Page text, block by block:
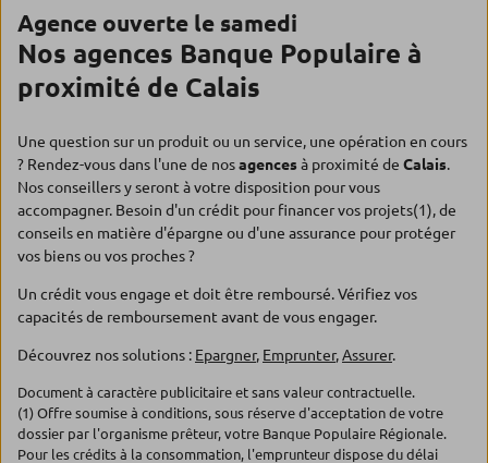
Agence ouverte le samedi
Nos agences Banque Populaire à
proximité de Calais
Une question sur un produit ou un service, une opération en cours
? Rendez-vous dans l'une de nosagencesà proximité de Calais.
Nos conseillers y seront à votre disposition pour vous
accompagner. Besoin d'un crédit pour financer vos projets(1), de
conseils en matière d'épargne ou d'une assurance pour protéger
vos biens ou vos proches ?
Un crédit vous engage et doit être remboursé. Vérifiez vos
capacités de remboursement avant de vous engager.
Découvrez nos solutions : Epargner, Emprunter,Assurer.
Document à caractère publicitaire et sans valeur contractuelle.
(1) Offre soumise à conditions, sous réserve d'acceptation de votre
dossier par l'organisme prêteur, votre Banque Populaire Régionale.
Pour les crédits à la consommation, l'emprunteur dispose du délai